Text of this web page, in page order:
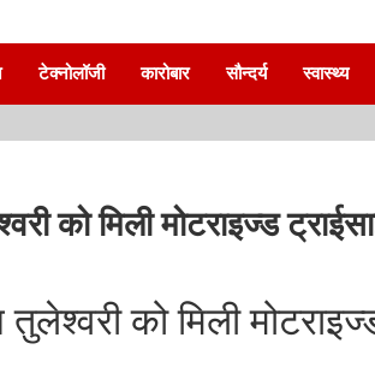
टेक्नोलॉजी कारोबार सौन्दर्य स्वास्थ्य
को मिली मोटराइज्ड
तुलेश्वरी को मिली